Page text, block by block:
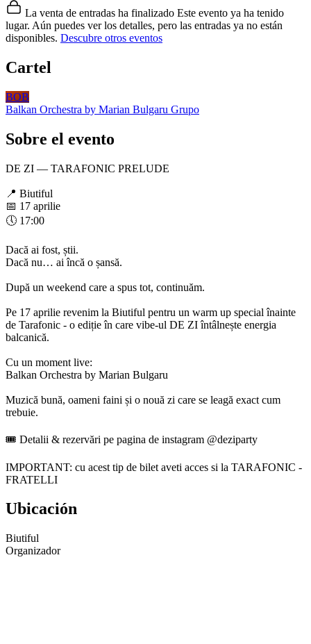
La venta de entradas ha finalizado Este evento ya ha tenido
lugar. Aún puedes ver los detalles, pero las entradas ya no están
disponibles. Descubre otros eventos
Cartel
BOB
Balkan Orchestra by Marian Bulgaru Grupo
Sobre el evento
DE ZI — TARAFONIC PRELUDE
📍 Biutiful
📅 17 aprilie
🕔 17:00
Dacă ai fost, știi.
Dacă nu… ai încă o șansă.
După un weekend care a spus tot, continuăm.
Pe 17 aprilie revenim la Biutiful pentru un warm up special înainte
de Tarafonic - o ediție în care vibe-ul DE ZI întâlnește energia
balcanică.
Cu un moment live:
Balkan Orchestra by Marian Bulgaru
Muzică bună, oameni faini și o nouă zi care se leagă exact cum
trebuie.
🎟 Detalii & rezervări pe pagina de instagram @deziparty
IMPORTANT: cu acest tip de bilet aveti acces si la TARAFONIC -
FRATELLI
Ubicación
Biutiful
Organizador